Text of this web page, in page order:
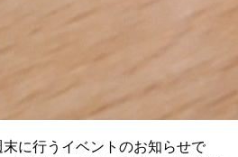
に行うイベントのお知らせで